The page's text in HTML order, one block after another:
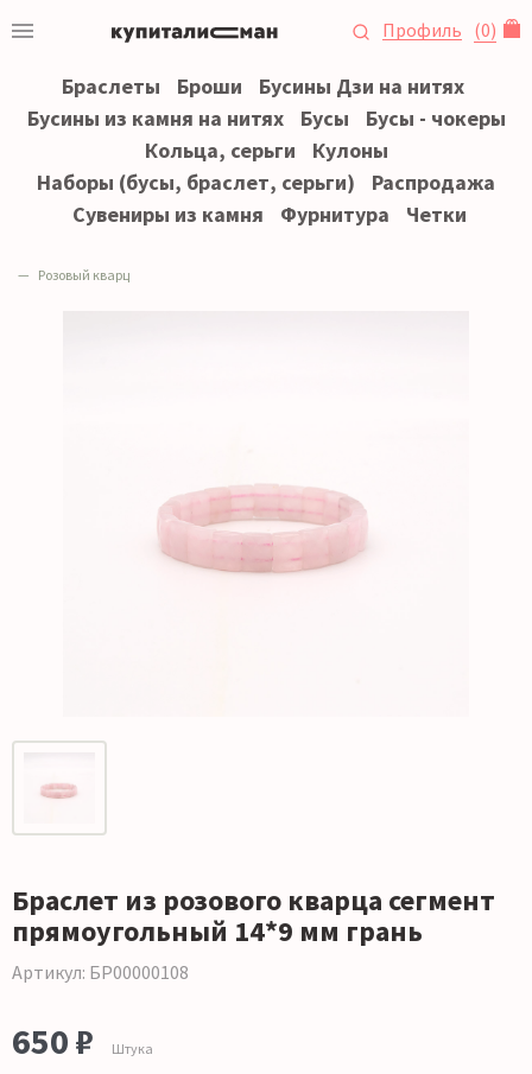
Профиль (0)
Браслеты Броши
Бусины Дзи на нитях
Бусины из камня на нитях
Бусы
Бусы - чокеры
Кольца, серьги
Кулоны
Наборы (бусы, браслет, серьги)
Распродажа
Сувениры из камня
Фурнитура Четки
Розовый кварц
Браслет из розового кварца сегмент
прямоугольный 14*9 мм грань
Артикул: БР00000108
650 ₽ Штука